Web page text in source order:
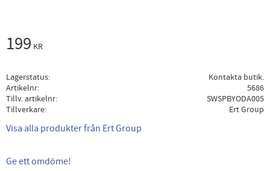
199 KR
Lagerstatus
Kontakta butik.
Artikelnr
5686
Tillv. artikelnr
SWSPBYODA005
Tillverkare
Ert Group
Visa alla produkter från Ert Group
Ge ett omdöme!